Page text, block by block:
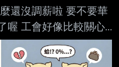
還沒調薪啦 要不要華
喔 工會好像比較關心
from nPTT on my